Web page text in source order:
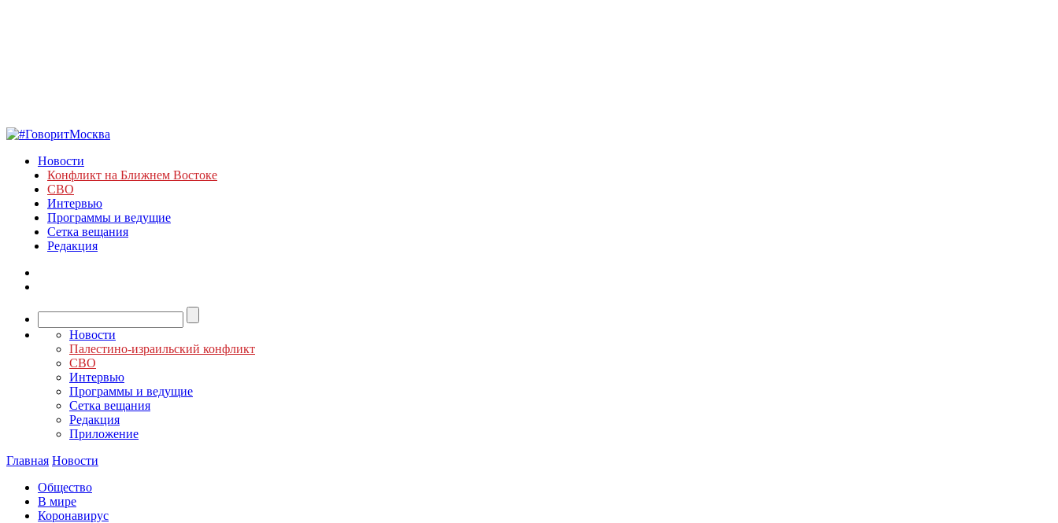
Новости
Конфликт на Ближнем Востоке
СВО
Интервью
Программы и ведущие
Сетка вещания
Редакция
Новости
Палестино-израильский конфликт
СВО
Интервью
Программы и ведущие
Сетка вещания
Редакция
Приложение
Главная Новости
Общество
В мире
Коронавирус